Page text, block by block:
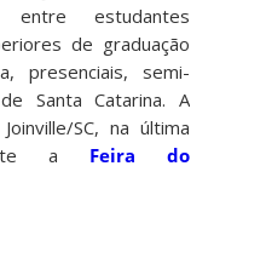
entre estudantes
de graduação
presenciais, semi-
Santa Catarina. A
SC, na última
a Feira do